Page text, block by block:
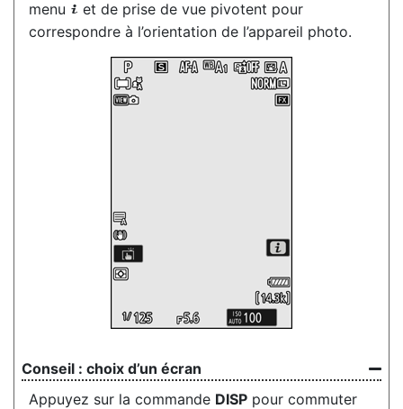
menu i et de prise de vue pivotent pour
correspondre à l’orientation de l’appareil photo.
choix d’un écran
Appuyez sur la commande DISP pour commuter